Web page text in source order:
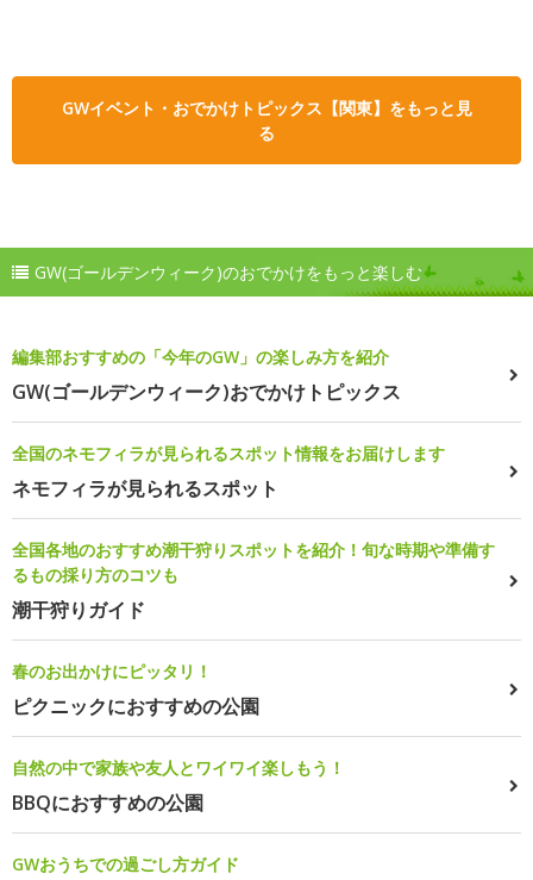
GWイベント・おでかけトピックス【関東】をもっと見
る
GW(ゴールデンウィーク)のおでかけをもっと楽しむ
編集部おすすめの「今年のGW」の楽しみ方を紹介
GW(ゴールデンウィーク)おでかけトピックス
全国のネモフィラが見られるスポット情報をお届けします
ネモフィラが見られるスポット
全国各地のおすすめ潮干狩りスポットを紹介！旬な時期や準備す
るもの採り方のコツも
潮干狩りガイド
春のお出かけにピッタリ！
ピクニックにおすすめの公園
自然の中で家族や友人とワイワイ楽しもう！
BBQにおすすめの公園
GWおうちでの過ごし方ガイド